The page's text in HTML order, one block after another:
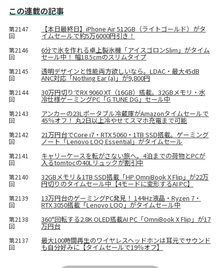
この連載の記事
第2147
回
【本日最終日】iPhone Air 512GB（ライトゴールド）がタ
イムセールで約5万6000円引き！
第2146
回
6分で氷を作れる卓上製氷機「アイスゴロンSlim」がタイム
セール中！ 幅18.5cmのスリムタイプ
第2145
回
透明デザインと性能両方欲しいなら。LDAC・最大45dB
ANC対応「Nothing Ear (a)」が9,800円
第2144
回
30万円切りでRX 9060 XT（16GB）搭載。32GBメモリ・水
冷仕様ゲーミングPC「G TUNE DG」セール中
第2143
回
アンカーの23Lポータブル冷蔵庫がAmazonタイムセールで
45％オフ！ 丸2日以上冷やせてスマホ充電まで可能
第2142
回
21万円台でCore i7・RTX 5060・1TB SSD搭載。ゲーミング
ノート「Lenovo LOQ Essential」がタイムセール
第2141
回
キャリーケースを転がさない旅へ。4泊までの荷物とPCが
入るtomtocの40Lリュックが割引中
第2140
回
32GBメモリ＆1TB SSD搭載「HP OmniBook X Flip」が22万
円切りのタイムセール中【4モードに変形するAI PC】
第2139
回
13万円台のゲーミングPC発見！ 144Hz液晶・Ryzen 7・
RTX 3050搭載「Lenovo LOQ」がタイムセール中
第2138
回
360°回転する2.8K OLED搭載AI PC「OmniBook X Flip」が17
万円台
第2137
回
最大100時間再生のワイヤレスヘッドホンは耳元でサウンド
も自分好みに【タイムセールで19％オフ】